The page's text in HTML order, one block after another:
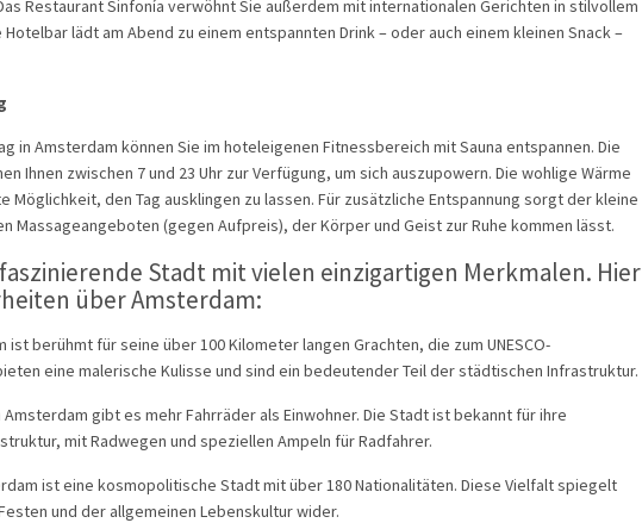
Restaurant Sinfonía verwöhnt Sie außerdem mit internationalen Gerichten in stilvollem
lädt am Abend zu einem entspannten Drink – oder auch einem kleinen Snack –
in Amsterdam können Sie im hoteleigenen Fitnessbereich mit Sauna entspannen. Die
Ihnen zwischen 7 und 23 Uhr zur Verfügung, um sich auszupowern. Die wohlige Wärme
den Tag ausklingen zu lassen. Für zusätzliche Entspannung sorgt der kleine
Massageangeboten (gegen Aufpreis), der Körper und Geist zur Ruhe kommen lässt.
Stadt mit vielen einzigartigen Merkmalen. Hier
über Amsterdam:
ist berühmt für seine über 100 Kilometer langen Grachten, die zum UNESCO-
eine malerische Kulisse und sind ein bedeutender Teil der städtischen Infrastruktur.
Amsterdam gibt es mehr Fahrräder als Einwohner. Die Stadt ist bekannt für ihre
mit Radwegen und speziellen Ampeln für Radfahrer.
ist eine kosmopolitische Stadt mit über 180 Nationalitäten. Diese Vielfalt spiegelt
und der allgemeinen Lebenskultur wider.